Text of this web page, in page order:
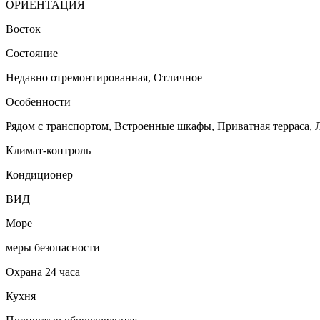
ОРИЕНТАЦИЯ
Восток
Состояние
Недавно отремонтированная, Отличное
Особенности
Рядом с транспортом, Встроенные шкафы, Приватная терраса,
Климат-контроль
Кондиционер
ВИД
Море
меры безопасности
Охрана 24 часа
Кухня